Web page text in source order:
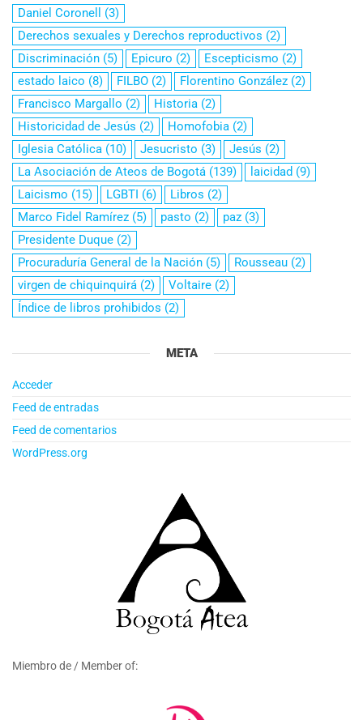
Daniel Coronell
(3)
Derechos sexuales y Derechos reproductivos (2)
Discriminación (5) Epicuro (2) Escepticismo (2)
estado laico (8) FILBO (2) Florentino González (2)
Francisco Margallo (2) Historia (2)
Historicidad de Jesús (2) Homofobia (2)
Iglesia Católica (10) Jesucristo (3) Jesús (2)
La Asociación de Ateos de Bogotá (139) laicidad (9)
Laicismo (15) LGBTI (6) Libros (2)
Marco Fidel Ramírez (5) pasto (2) paz (3)
Presidente Duque (2)
Procuraduría General de la Nación (5) Rousseau (2)
virgen de chiquinquirá (2) Voltaire (2)
Índice de libros prohibidos (2)
META
Acceder
Feed de entradas
Feed de comentarios
WordPress.org
Miembro de / Member of: